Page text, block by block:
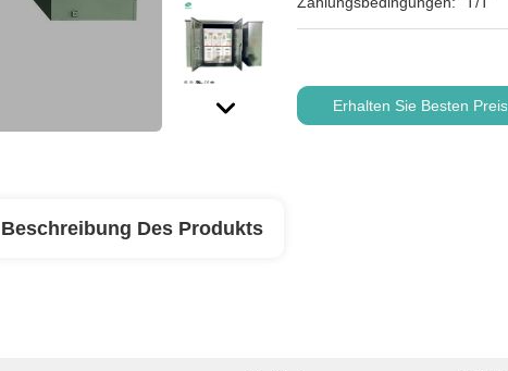
Erhalten Sie Besten Preis
Beschreibung Des Produkts